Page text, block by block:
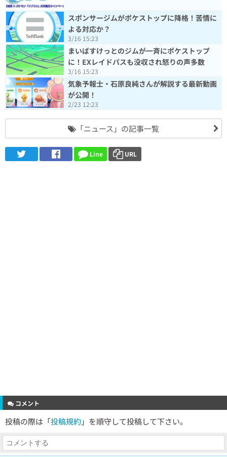
スポンサージムがポケストップに降格！苦情に
よる対応か？
3/16 15:23
まいばすけっとのジムが一斉にポケストップ
に！EXレイドパスも没収され怒りの声多数
3/16 15:23
気象予報士・石原良純さんが解説する最新動画
が公開！
2/23 12:23
「ニュース」の記事一覧
Line URL
コメント
投稿の際は「投稿規約 」を順守して投稿して下さい。